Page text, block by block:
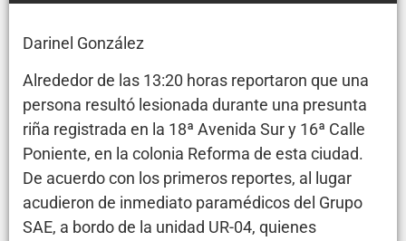
Darinel González
Alrededor de las 13:20 horas reportaron que una
persona resultó lesionada durante una presunta
riña registrada en la 18ª Avenida Sur y 16ª Calle
Poniente, en la colonia Reforma de esta ciudad.
De acuerdo con los primeros reportes, al lugar
acudieron de inmediato paramédicos del Grupo
SAE, a bordo de la unidad UR-04, quienes